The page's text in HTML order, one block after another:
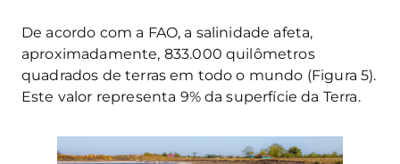
De acordo com a FAO, a salinidade afeta,
aproximadamente, 833.000 quilômetros
quadrados de terras em todo o mundo (Figura 5).
Este valor representa 9% da superfície da Terra.